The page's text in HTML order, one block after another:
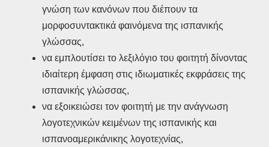
γνώση των κανόνων που διέπουν τα
μορφοσυντακτικά φαινόμενα της ισπανικής
γλώσσας,
να εμπλουτίσει το λεξιλόγιο του φοιτητή δίνοντας
ιδιαίτερη έμφαση στις ιδιωματικές εκφράσεις της
ισπανικής γλώσσας,
να εξοικειώσει τον φοιτητή με την ανάγνωση
λογοτεχνικών κειμένων της ισπανικής και
ισπανοαμερικάνικης λογοτεχνίας,